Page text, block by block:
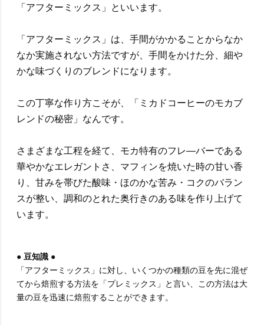
「アフターミックス」といいます。
「アフターミックス」は、手間がかかることからなか
なか実施されない方法ですが、手間をかけた分、細や
かな味づくりのブレンドになります。
この丁寧な作り方こそが、「ミカドコーヒーのモカブ
レンドの秘密」なんです。
さまざまな工程を経て、モカ特有のフレ―バーである
華やかなエレガントさ、マフィンを焼いた時の甘い香
り、甘みを帯びた酸味・ほのかな苦み・コクのバラン
スが整い、調和のとれた奥行きのある味を作り上げて
います。
● 豆知識 ●
「アフターミックス」に対し、いくつかの種類の豆を先に混ぜ
てから焙煎する方法を「プレミックス」と言い、この方法は大
量の豆を迅速に焙煎することができます。